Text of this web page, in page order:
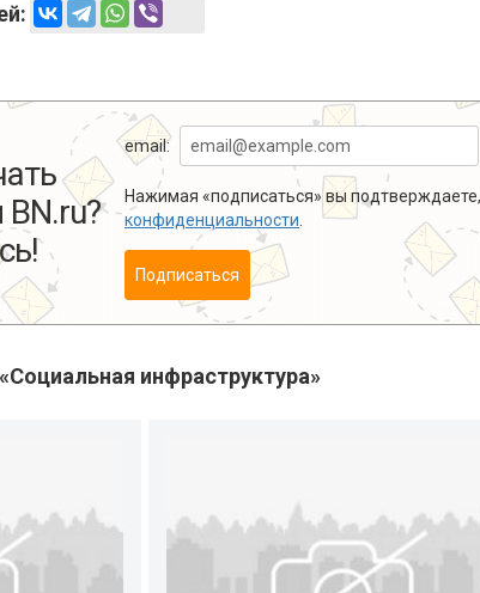
email:
Нажимая «подписаться» вы
конфиденциальности
Подписаться
инфраструктура»